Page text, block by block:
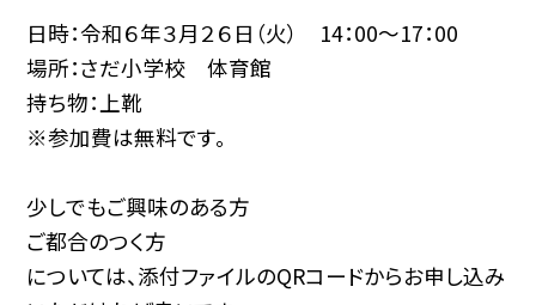
日時：令和６年３月２６日（火） 14：00〜17：00
場所：さだ小学校 体育館
持ち物：上靴
※参加費は無料です。
少しでもご興味のある方
ご都合のつく方
については、添付ファイルのQRコードからお申し込み